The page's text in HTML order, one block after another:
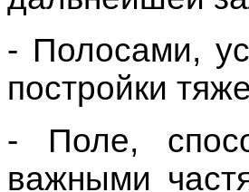
изпланаи
зависит
металла,
установки они